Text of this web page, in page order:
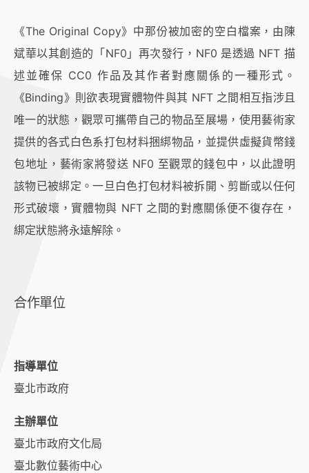
《The Original Copy》中那份被加密的空白檔案，由陳
斌華以其創造的「NF0」再次發行，NF0 是透過 NFT 描
述並確保 CC0 作品及其作者對應關係的一種形式。
《Binding》則欲表現實體物件與其 NFT 之間相互指涉且
唯一的狀態，觀眾可攜帶自己的物品至展場，使用藝術家
提供的各式白色系打包材料捆綁物品，並提供虛擬貨幣錢
包地址，藝術家將發送 NF0 至觀眾的錢包中，以此證明
該物已被綁定。一旦白色打包材料被拆開、剪斷或以任何
形式破壞，實體物與 NFT 之間的對應關係便不復存在，
綁定狀態將永遠解除。
合作單位
指導單位
臺北市政府
主辦單位
臺北市政府文化局
臺北數位藝術中心